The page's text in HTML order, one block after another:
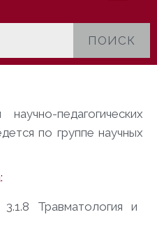
ПОИСК
педагогических
по группе научных
3.1.8 Травматология и